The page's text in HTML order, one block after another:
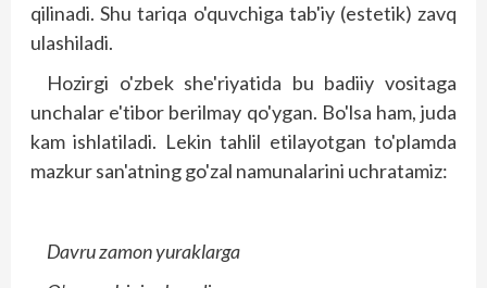
qilinadi. Shu tariqa o'quvchiga tab'iy (estetik) zavq
ulashiladi.
Hozirgi o'zbek she'riyatida bu badiiy vositaga
unchalar e'tibor berilmay qo'ygan. Bo'lsa ham, juda
kam ishlatiladi. Lekin tahlil etilayotgan to'plamda
mazkur san'atning go'zal namunalarini uchratamiz:
Davru zamon yuraklarga